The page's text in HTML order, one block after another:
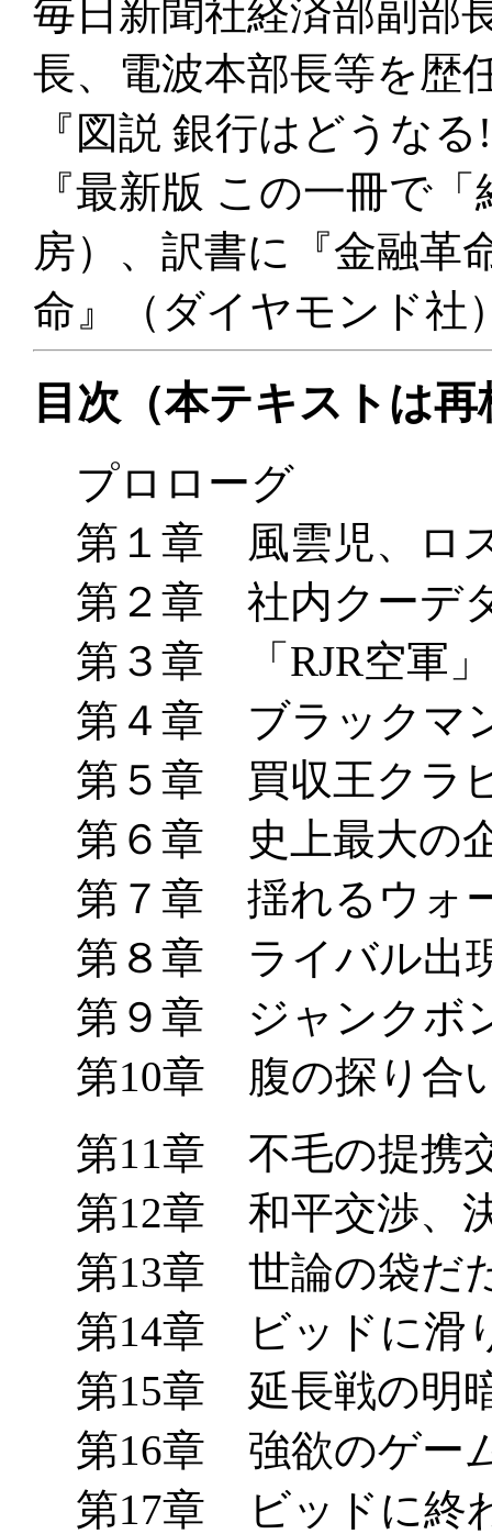
毎日新聞社経済部副部
長、電波本部長等を歴
『図説 銀行はどうな
『最新版 この一冊で
房）、訳書に『金融革
命』（ダイヤモンド社
目次（本テキストは
プロローグ
第１章 風雲児、ロ
第２章 社内クーデ
第３章 「RJR空軍
第４章 ブラックマ
第５章 買収王クラ
第６章 史上最大の
第７章 揺れるウォ
第８章 ライバル出
第９章 ジャンクボ
第10章 腹の探り合
第11章 不毛の提携
第12章 和平交渉、
第13章 世論の袋だ
第14章 ビッドに滑
第15章 延長戦の明
第16章 強欲のゲー
第17章 ビッドに終